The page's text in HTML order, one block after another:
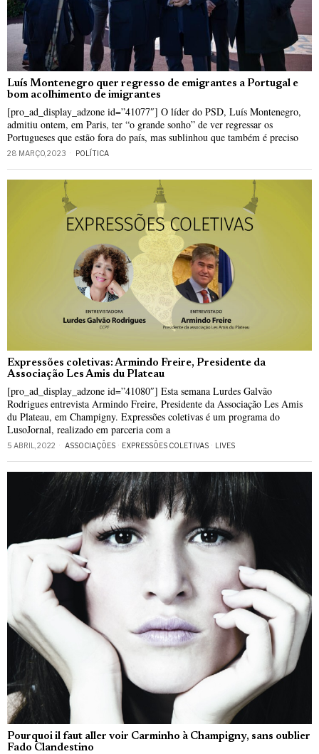
Luís Montenegro quer regresso de emigrantes a Portugal e
bom acolhimento de imigrantes
[pro_ad_display_adzone id=”41077″] O líder do PSD, Luís Montenegro,
admitiu ontem, em Paris, ter “o grande sonho” de ver regressar os
Portugueses que estão fora do país, mas sublinhou que também é preciso
28 MARÇO, 2023 POLÍTICA
Expressões coletivas: Armindo Freire, Presidente da
Associação Les Amis du Plateau
[pro_ad_display_adzone id=”41080″] Esta semana Lurdes Galvão
Rodrigues entrevista Armindo Freire, Presidente da Associação Les Amis
du Plateau, em Champigny. Expressões coletivas é um programa do
LusoJornal, realizado em parceria com a
5 ABRIL, 2022 ASSOCIAÇÕES · EXPRESSÕES COLETIVAS · LIVES
Pourquoi il faut aller voir Carminho à Champigny, sans oublier
Fado Clandestino